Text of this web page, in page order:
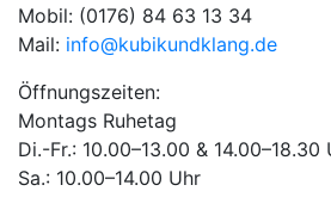
Mobil: (0176) 84 63 13 34
Mail: info@kubikundklang.de
Öffnungszeiten:
Montags Ruhetag
Di.-Fr.: 10.00–13.00 & 14.00–18.30
Sa.: 10.00–14.00 Uhr